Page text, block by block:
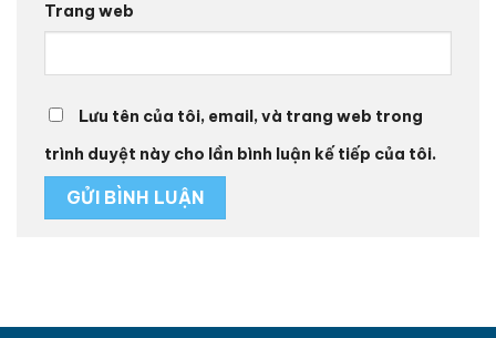
Trang web
Lưu tên của tôi, email, và trang web trong
trình duyệt này cho lần bình luận kế tiếp của tôi.